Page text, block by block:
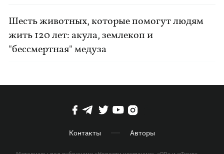
Шесть животных, которые помогут людям
жить 120 лет: акула, землекоп и
"бессмертная" медуза
Контакты Авторы